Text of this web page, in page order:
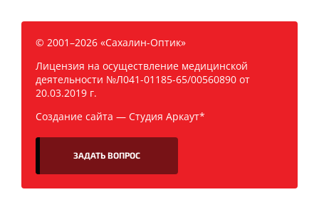
© 2001–2026 «Сахалин-Оптик»
Лицензия на осуществление медицинской
деятельности №Л041-01185-65/00560890 от
20.03.2019 г.
Создание сайта — Студия Аркаут*
ЗАДАТЬ ВОПРОС